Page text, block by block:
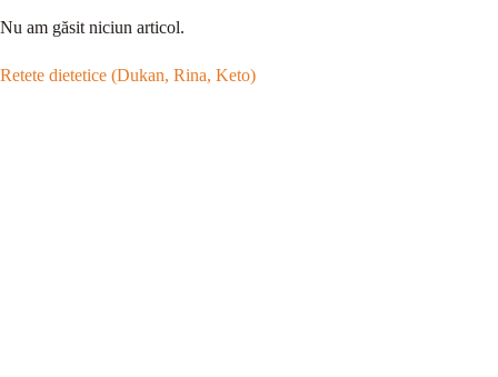
Nu am găsit niciun articol.
Retete dietetice (Dukan, Rina, Keto)